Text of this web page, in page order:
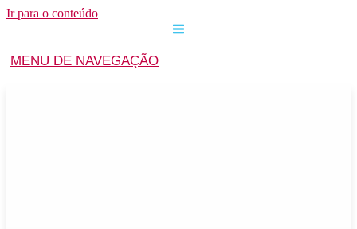
Ir para o conteúdo
MENU DE NAVEGAÇÃO